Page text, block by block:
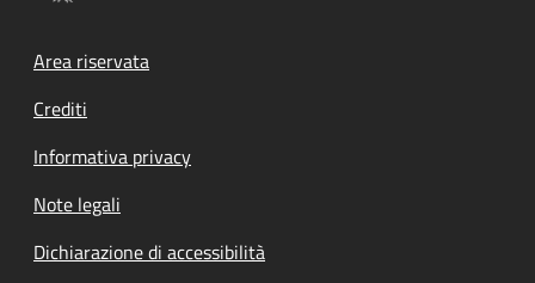
Footer menu
Area riservata
Crediti
Informativa privacy
Note legali
Dichiarazione di accessibilità